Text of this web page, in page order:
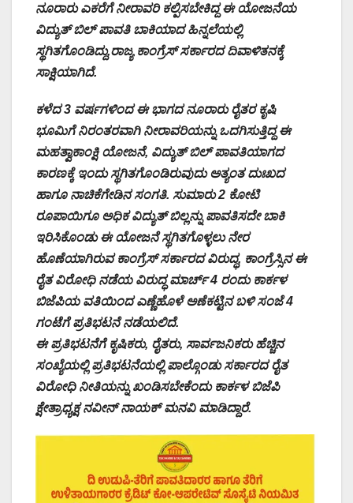
ನೂರಾರು ಎಕರೆಗೆ ನೀರಾವರಿ ಕಲ್ಪಿಸಬೇಕಿದ್ದ ಈ ಯೋಜನೆಯ
ವಿದ್ಯುತ್ ಬಿಲ್ ಪಾವತಿ ಬಾಕಿಯಾದ ಹಿನ್ನಲೆಯಲ್ಲಿ
ಸ್ಥಗಿತಗೊಂಡಿದ್ದು,ರಾಜ್ಯ ಕಾಂಗ್ರೆಸ್ ಸರ್ಕಾರದ ದಿವಾಳಿತನಕ್ಕೆ
ಸಾಕ್ಷಿಯಾಗಿದೆ.
ಕಳೆದ 3 ವರ್ಷಗಳಿಂದ ಈ ಭಾಗದ ನೂರಾರು ರೈತರ ಕೃಷಿ
ಭೂಮಿಗೆ ನಿರಂತರವಾಗಿ ನೀರಾವರಿಯನ್ನು ಒದಗಿಸುತ್ತಿದ್ದ ಈ
ಮಹತ್ವಾಕಾಂಕ್ಷಿ ಯೋಜನೆ, ವಿದ್ಯುತ್ ಬಿಲ್ ಪಾವತಿಯಾಗದ
ಕಾರಣಕ್ಕೆ ಇಂದು ಸ್ಥಗಿತಗೊಂಡಿರುವುದು ಅತ್ಯಂತ ದುಃಖದ
ಹಾಗೂ ನಾಚಿಕೆಗೇಡಿನ ಸಂಗತಿ. ಸುಮಾರು 2 ಕೋಟಿ
ರೂಪಾಯಿಗೂ ಅಧಿಕ ವಿದ್ಯುತ್ ಬಿಲ್ಲನ್ನು ಪಾವತಿಸದೇ ಬಾಕಿ
ಇರಿಸಿಕೊಂಡು ಈ ಯೋಜನೆ ಸ್ಥಗಿತಗೊಳ್ಳಲು ನೇರ
ಹೊಣೆಯಾಗಿರುವ ಕಾಂಗ್ರೆಸ್ ಸರ್ಕಾರದ ವಿರುದ್ಧ, ಕಾಂಗ್ರೆಸ್ಸಿನ ಈ
ರೈತ ವಿರೋಧಿ ನಡೆಯ ವಿರುದ್ಧ ಮಾರ್ಚ್ 4 ರಂದು ಕಾರ್ಕಳ
ಬಿಜೆಪಿಯ ವತಿಯಿಂದ ಎಣ್ಣೆಹೊಳೆ ಅಣೆಕಟ್ಟಿನ ಬಳಿ ಸಂಜೆ 4
ಗಂಟೆಗೆ ಪ್ರತಿಭಟನೆ ನಡೆಯಲಿದೆ.
ಈ ಪ್ರತಿಭಟನೆಗೆ ಕೃಷಿಕರು, ರೈತರು, ಸಾರ್ವಜನಿಕರು ಹೆಚ್ಚಿನ
ಸಂಖ್ಯೆಯಲ್ಲಿ ಪ್ರತಿಭಟನೆಯಲ್ಲಿ ಪಾಲ್ಗೊಂಡು ಸರ್ಕಾರದ ರೈತ
ವಿರೋಧಿ ನೀತಿಯನ್ನು ಖಂಡಿಸಬೇಕೆಂದು ಕಾರ್ಕಳ ಬಿಜೆಪಿ
ಕ್ಷೇತ್ರಾಧ್ಯಕ್ಷ ನವೀನ್ ನಾಯಕ್ ಮನವಿ ಮಾಡಿದ್ದಾರೆ.